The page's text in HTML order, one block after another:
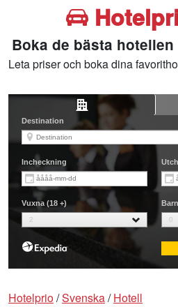
Boka de bästa
Leta priser och boka dina
Hotelprio/Svenska/Hotell